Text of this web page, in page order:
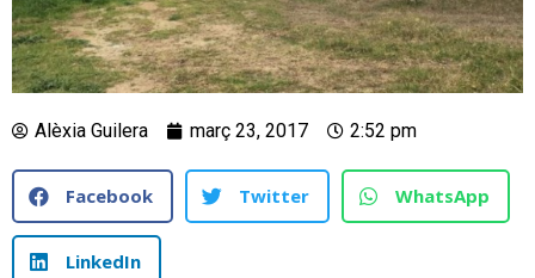
Alèxia Guilera març 23, 2017 2:52 pm
Facebook Twitter WhatsApp
LinkedIn